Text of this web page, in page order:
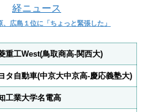
、広島１位に「ちょっと緊張した」
重工West(鳥取商高-関西大)
タ自動車(中京大中京高-慶応義塾大)
工業大学名電高